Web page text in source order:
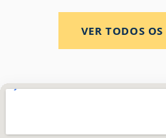
VER TODOS OS